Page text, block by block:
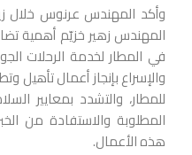
وأكد المهندس عرنوس خلال
المهندس زهير خزيّم أهمية
في المطار لخدمة الرحلات
والإسراع بإنجاز أعمال تأهيل
للمطار، والتشدد بمعايير
المطلوبة والاستفادة من
هذه الأعمال.